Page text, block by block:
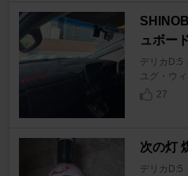
ュボー
デリカD:5
ユグ・ウ
27
次の灯
デリカD:5